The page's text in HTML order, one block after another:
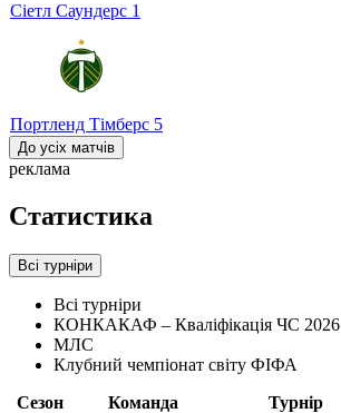
Сіетл Саундерс 1
Портленд Тімберс 5
До усіх матчів
реклама
Статистика
Всі турніри
Всі турніри
КОНКАКАФ – Кваліфікація ЧС 2026
МЛС
Клубний чемпіонат світу ФІФА
Сезон
Команда Турнір